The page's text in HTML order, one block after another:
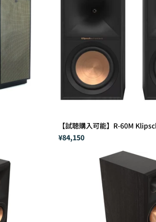
【試聴購入可能】R-60M
¥84,150